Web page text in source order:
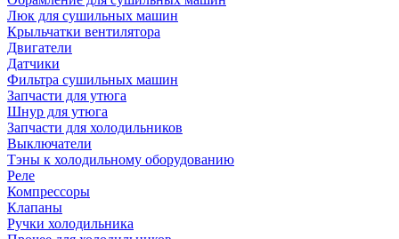
Люк для сушильных машин
Крыльчатки вентилятора
Двигатели
Датчики
Фильтра сушильных машин
Запчасти для утюга
Шнур для утюга
Запчасти для холодильников
Выключатели
Тэны к холодильному оборудованию
Реле
Компрессоры
Клапаны
Ручки холодильника